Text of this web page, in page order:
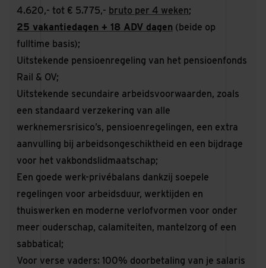
4.620,- tot € 5.775,- bruto per 4 weken;
25 vakantiedagen + 18 ADV dagen (beide op
fulltime basis);
Uitstekende pensioenregeling van het pensioenfonds
Rail & OV;
Uitstekende secundaire arbeidsvoorwaarden, zoals
een standaard verzekering van alle
werknemersrisico’s, pensioenregelingen, een extra
aanvulling bij arbeidsongeschiktheid en een bijdrage
voor het vakbondslidmaatschap;
Een goede werk-privébalans dankzij soepele
regelingen voor arbeidsduur, werktijden en
thuiswerken en moderne verlofvormen voor onder
meer ouderschap, calamiteiten, mantelzorg of een
sabbatical;
Voor verse vaders: 100% doorbetaling van je salaris